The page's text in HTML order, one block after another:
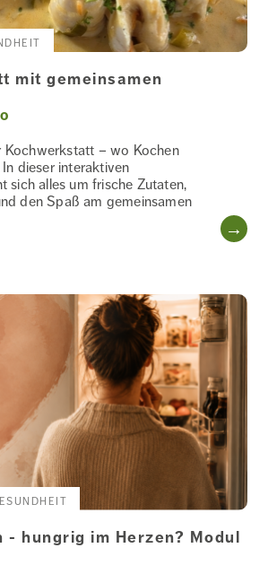
mit gemeinsamen
Kochwerkstatt – wo Kochen
dieser interaktiven
sich alles um frische Zutaten,
den Spaß am gemeinsamen
- hungrig im Herzen? Modul